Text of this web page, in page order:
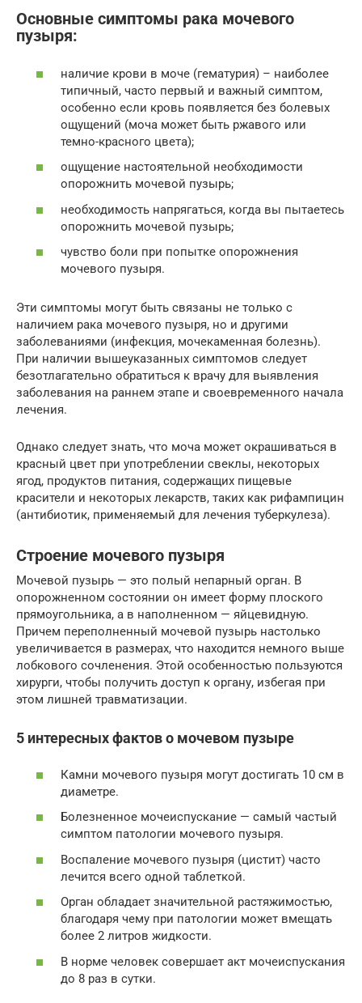
Основные симптомы рака мочевого
пузыря:
наличие крови в моче (гематурия) – наиболее
типичный, часто первый и важный симптом,
особенно если кровь появляется без болевых
ощущений (моча может быть ржавого или
темно-красного цвета);
ощущение настоятельной необходимости
опорожнить мочевой пузырь;
необходимость напрягаться, когда вы пытаетесь
опорожнить мочевой пузырь;
чувство боли при попытке опорожнения
мочевого пузыря.
Эти симптомы могут быть связаны не только с
наличием рака мочевого пузыря, но и другими
заболеваниями (инфекция, мочекаменная болезнь).
При наличии вышеуказанных симптомов следует
безотлагательно обратиться к врачу для выявления
заболевания на раннем этапе и своевременного начала
лечения.
Однако следует знать, что моча может окрашиваться в
красный цвет при употреблении свеклы, некоторых
ягод, продуктов питания, содержащих пищевые
красители и некоторых лекарств, таких как рифампицин
(антибиотик, применяемый для лечения туберкулеза).
Строение мочевого пузыря
Мочевой пузырь — это полый непарный орган. В
опорожненном состоянии он имеет форму плоского
прямоугольника, а в наполненном — яйцевидную.
Причем переполненный мочевой пузырь настолько
увеличивается в размерах, что находится немного выше
лобкового сочленения. Этой особенностью пользуются
хирурги, чтобы получить доступ к органу, избегая при
этом лишней травматизации.
5 интересных фактов о мочевом пузыре
Камни мочевого пузыря могут достигать 10 см в
диаметре.
Болезненное мочеиспускание — самый частый
симптом патологии мочевого пузыря.
Воспаление мочевого пузыря (цистит) часто
лечится всего одной таблеткой.
Орган обладает значительной растяжимостью,
благодаря чему при патологии может вмещать
более 2 литров жидкости.
В норме человек совершает акт мочеиспускания
до 8 раз в сутки.